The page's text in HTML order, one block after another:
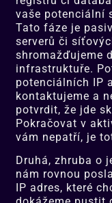
vaše potenciální
Tato fáze je
serverů či
shromažďujeme
infrastruktuře.
potenciálních IP
kontaktujeme a
potvrdit, že jde
Pokračovat v
vám nepatří, je
Druhá, zhruba o
nám rovnou
IP adres, které